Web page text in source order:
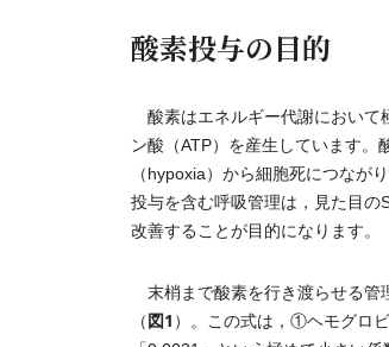
酸素投与の目的
酸素はエネルギー代謝において
ン酸（ATP）を産生しています
（hypoxia）から細胞死につなが
投与を含む呼吸管理は，見た目の
改善することが目的になります。
末梢まで酸素を行き渡らせる管
（図1 ）。この式は，①ヘモグロ